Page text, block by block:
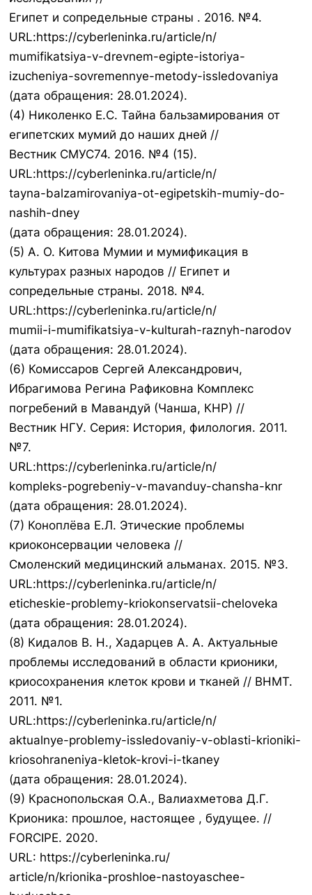
Египет и сопредельные страны . 2016. №4.
URL:https://cyberleninka.ru/article/n/
mumifikatsiya-v-drevnem-egipte-istoriya-
izucheniya-sovremennye-metody-issledovaniya
(дата обращения: 28.01.2024).
(4) Николенко Е.С. Тайна бальзамирования от
египетских мумий до наших дней //
Вестник СМУС74. 2016. №4 (15).
URL:https://cyberleninka.ru/article/n/
tayna-balzamirovaniya-ot-egipetskih-mumiy-do-
nashih-dney
(дата обращения: 28.01.2024).
(5) А. О. Китова Мумии и мумификация в
культурах разных народов // Египет и
сопредельные страны. 2018. №4.
URL:https://cyberleninka.ru/article/n/
mumii-i-mumifikatsiya-v-kulturah-raznyh-narodov
(дата обращения: 28.01.2024).
(6) Комиссаров Сергей Александрович,
Ибрагимова Регина Рафиковна Комплекс
погребений в Мавандуй (Чанша, КНР) //
Вестник НГУ. Серия: История, филология. 2011.
№7.
URL:https://cyberleninka.ru/article/n/
kompleks-pogrebeniy-v-mavanduy-chansha-knr
(дата обращения: 28.01.2024).
(7) Коноплёва Е.Л. Этические проблемы
криоконсервации человека //
Смоленский медицинский альманах. 2015. №3.
URL:https://cyberleninka.ru/article/n/
eticheskie-problemy-kriokonservatsii-cheloveka
(дата обращения: 28.01.2024).
(8) Кидалов В. Н., Хадарцев А. А. Актуальные
проблемы исследований в области крионики,
криосохранения клеток крови и тканей // ВНМТ.
2011. №1.
URL:https://cyberleninka.ru/article/n/
aktualnye-problemy-issledovaniy-v-oblasti-krioniki-
kriosohraneniya-kletok-krovi-i-tkaney
(дата обращения: 28.01.2024).
(9) Краснопольская О.А., Валиахметова Д.Г.
Крионика: прошлое, настоящее , будущее. //
FORCIPE. 2020.
URL: https://cyberleninka.ru/
article/n/krionika-proshloe-nastoyaschee-